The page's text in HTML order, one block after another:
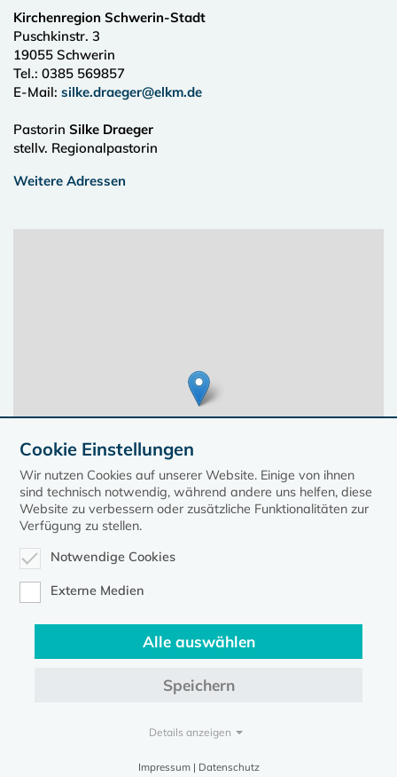
Kirchenregion Schwerin-Stadt
Puschkinstr. 3
19055 Schwerin
Tel.: 0385 569857
E-Mail: silke.draeger@elkm.de
Pastorin Silke Draeger
stellv. Regionalpastorin
Weitere Adressen
Diese Seite gehört zum Portalkirche-mv.de
Evangelische Kirche in Mecklenburg-Vorpommern © 2026
Cookie Einstellungen
Wir nutzen Cookies auf unserer Website. Einige von ihnen
sind technisch notwendig, während andere uns helfen, diese
Website zu verbessern oder zusätzliche Funktionalitäten zur
Verfügung zu stellen.
Notwendige Cookies
Externe Medien
Alle auswählen
Speichern
Details anzeigen
Impressum | Datenschutz